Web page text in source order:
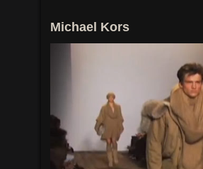
Michael Kors